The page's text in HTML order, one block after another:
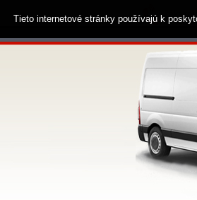
Tieto internetové stránky používajú k